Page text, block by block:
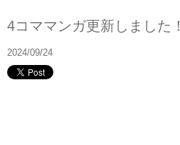
4コママンガ更新しました！
2024/09/24